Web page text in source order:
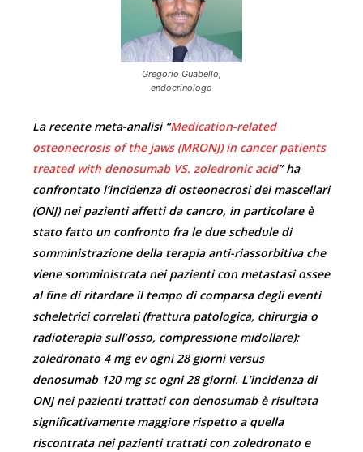
Gregorio Guabello,
endocrinologo
La recente meta-analisi “Medication-related
osteonecrosis of the jaws (MRONJ) in cancer patients
treated with denosumab VS. zoledronic acid” ha
confrontato l’incidenza di osteonecrosi dei mascellari
(ONJ) nei pazienti affetti da cancro, in particolare è
stato fatto un confronto fra le due schedule di
somministrazione della terapia anti-riassorbitiva che
viene somministrata nei pazienti con metastasi ossee
al fine di ritardare il tempo di comparsa degli eventi
scheletrici correlati (frattura patologica, chirurgia o
radioterapia sull’osso, compressione midollare):
zoledronato 4 mg ev ogni 28 giorni versus
denosumab 120 mg sc ogni 28 giorni. L’incidenza di
ONJ nei pazienti trattati con denosumab è risultata
significativamente maggiore rispetto a quella
riscontrata nei pazienti trattati con zoledronato e